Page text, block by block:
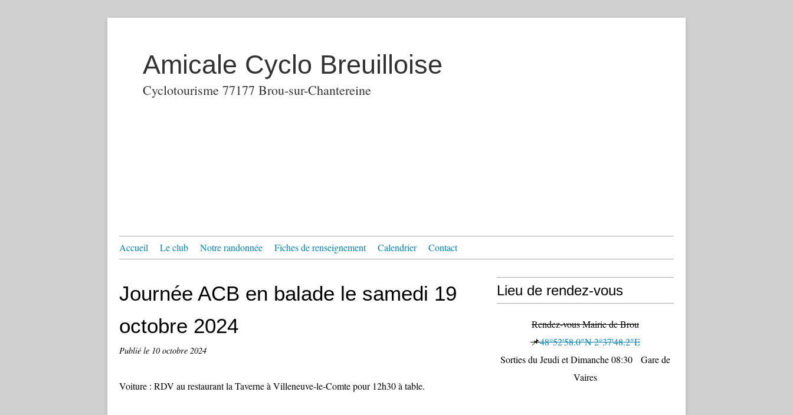
Amicale Cyclo Breuilloise
Cyclotourisme 77177 Brou-sur-Chantereine
Accueil Le club Notre randonnée Fiches de renseignement Calendrier Contact
Journée ACB en balade le samedi 19
octobre 2024
Publié le 10 octobre 2024
Voiture : RDV au restaurant la Taverne à Villeneuve-le-Comte pour 12h30 à table.
Lieu de rendez-vous
Rendez-vous Mairie de Brou
📌48°52'58.0"N 2°37'48.2"E
Sorties du Jeudi et Dimanche 08:30 Gare de
Vaires